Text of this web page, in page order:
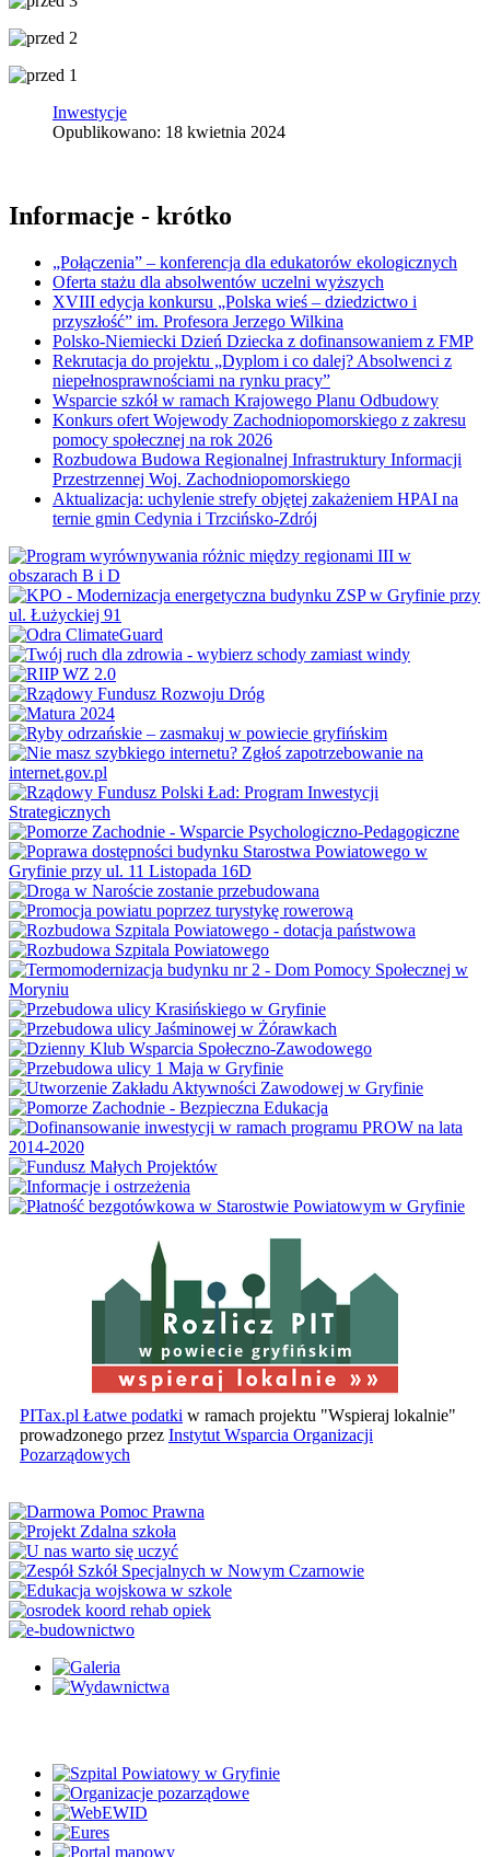
Inwestycje
Opublikowano: 18 kwietnia 2024
Informacje - krótko
„Połączenia” – konferencja dla edukatorów ekologicznych
Oferta stażu dla absolwentów uczelni wyższych
XVIII edycja konkursu „Polska wieś – dziedzictwo i
przyszłość” im. Profesora Jerzego Wilkina
Polsko-Niemiecki Dzień Dziecka z dofinansowaniem z FMP
Rekrutacja do projektu „Dyplom i co dalej? Absolwenci z
niepełnosprawnościami na rynku pracy”
Wsparcie szkół w ramach Krajowego Planu Odbudowy
Konkurs ofert Wojewody Zachodniopomorskiego z zakresu
pomocy społecznej na rok 2026
Rozbudowa Budowa Regionalnej Infrastruktury Informacji
Przestrzennej Woj. Zachodniopomorskiego
Aktualizacja: uchylenie strefy objętej zakażeniem HPAI na
ternie gmin Cedynia i Trzcińsko-Zdrój
w powiecie gryfińskim
PITax.pl Łatwe podatki w ramach projektu "Wspieraj lokalnie"
prowadzonego przez Instytut Wsparcia Organizacji
Pozarządowych